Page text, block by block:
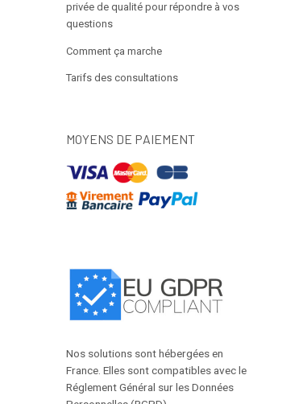
privée de qualité pour répondre à vos
questions
Comment ça marche
Tarifs des consultations
MOYENS DE PAIEMENT
Nos solutions sont hébergées en
France. Elles sont compatibles avec le
Réglement Général sur les Données